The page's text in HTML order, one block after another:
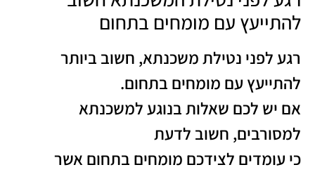
להתייעץ עם מומחים בתחום
רגע לפני נטילת משכנתא, חשוב ביותר
להתייעץ עם מומחים בתחום.
אם יש לכם שאלות בנוגע למשכנתא
למסורבים, חשוב לדעת
כי עומדים לצידכם מומחים בתחום אשר